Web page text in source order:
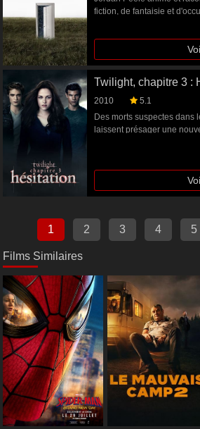
fiction, de fantaisie et
manière métaphorique.
Twilight, chapitre 3 :
2010
5.1
Des morts suspectes dans
laissent présager une
ancestrale, les Cullen et
une trêve et s'associer
sauver. Mais Bella est
sachant que sa décision
entre les deux clans. Alors
approche, Bella est
1 2 3 4 5
Films Similaires